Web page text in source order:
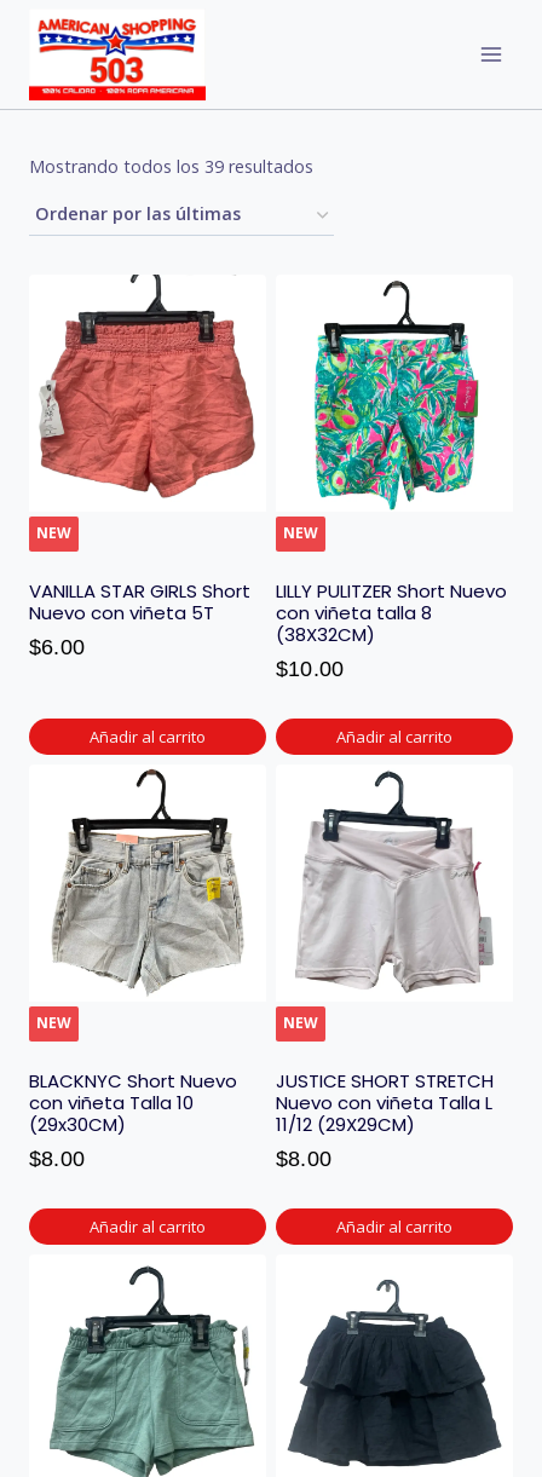
content
Mostrando todos los 39 resultados
latest
NEW
VANILLA STAR GIRLS Short
Nuevo con viñeta 5T
$6.00
Añadir al carrito
NEW
LILLY PULITZER Short Nuevo
con viñeta talla 8
(38X32CM)
$10.00
Añadir al carrito
NEW
BLACKNYC Short Nuevo
con viñeta Talla 10
(29x30CM)
$8.00
Añadir al carrito
NEW
JUSTICE SHORT STRETCH
Nuevo con viñeta Talla L
11/12 (29X29CM)
$8.00
Añadir al carrito